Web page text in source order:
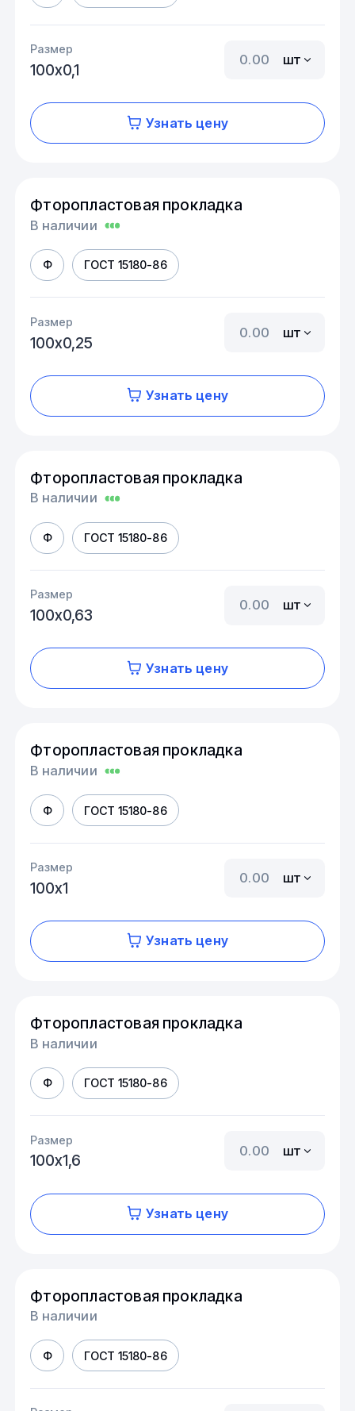
Размер
100х0,1
шт
Узнать цену
Фторопластовая прокладка
В наличии
Ф ГОСТ 15180-86
Размер
100х0,25
шт
Узнать цену
Фторопластовая прокладка
В наличии
Ф ГОСТ 15180-86
Размер
100х0,63
шт
Узнать цену
Фторопластовая прокладка
В наличии
Ф ГОСТ 15180-86
Размер
100х1
шт
Узнать цену
Фторопластовая прокладка
В наличии
Ф ГОСТ 15180-86
Размер
100х1,6
шт
Узнать цену
Фторопластовая прокладка
В наличии
Ф ГОСТ 15180-86